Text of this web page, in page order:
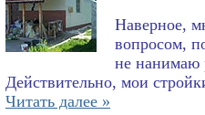
Наверное,
вопросом,
не нанимаю
Действительно, мои
Читать далее »